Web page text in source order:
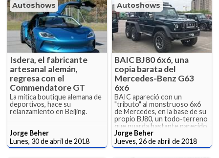
Autoshows
Isdera, el fabricante
artesanal alemán,
regresa con el
Commendatore GT
La mítica boutique alemana de
deportivos, hace su
relanzamiento en Beijing.
Jorge Beher
Lunes, 30 de abril de 2018
Autoshows
BAIC BJ80 6x6, una
copia barata del
Mercedes-Benz G63
6x6
BAIC apareció con un
"tributo" al monstruoso 6x6
de Mercedes, en la base de su
propio BJ80, un todo-terreno
que guarda bastante parecido
con el Clase G
Jorge Beher
Jueves, 26 de abril de 2018